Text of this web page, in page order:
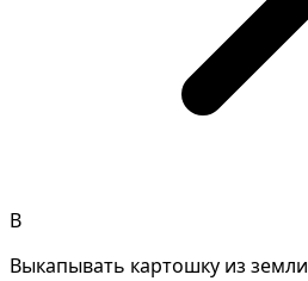
В
Выкапывать картошку из земли